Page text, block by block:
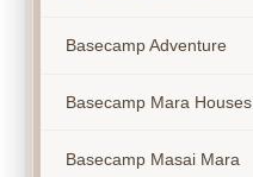
Basecamp Adventure
Basecamp Mara Houses
Basecamp Masai Mara